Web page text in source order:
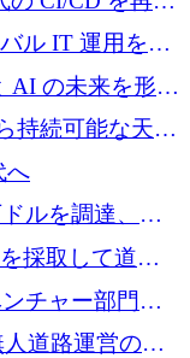
てステルスか
ル IT 運用を自
以上を調達
AI の未来を形作
Nexus
持続可能な天然
ンドを調達
へ
ルを調達、
がエストニア
採取して道路
万ドルを調達
チャー部門か
道路運営の承